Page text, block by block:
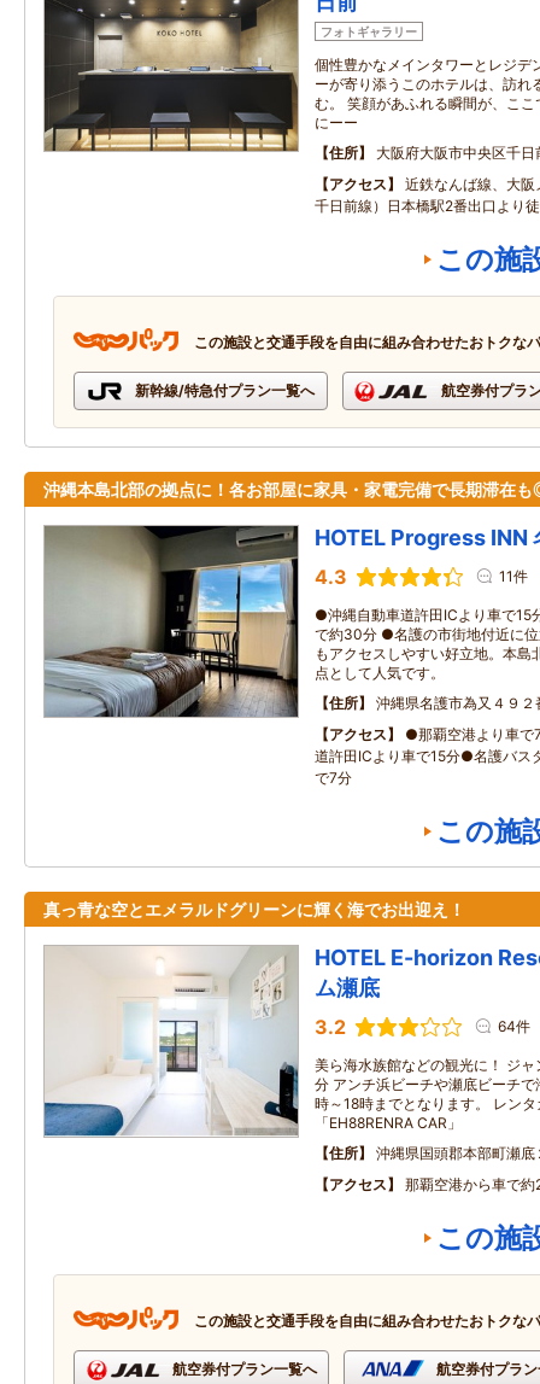
フォトギャラリー
個性豊かなメインタワーとレジデ
ーが寄り添うこのホテルは、訪れ
む。 笑顔があふれる瞬間が、こ
にーー
住所
大阪府大阪市中央区千
アクセス
近鉄なんば線、大
千日前線）日本橋駅2番出口より
この施
この施設と交通手段を自由に組み合わせたおトクな
新幹線/特急付プラン一覧へ 航空券付プラ
沖縄本島北部の拠点に！各お部屋に家具・家電完備で長期滞在
HOTEL Progress INN
4.3 11件
●沖縄自動車道許田ICより車で15
で約30分 ●名護の市街地付近に
もアクセスしやすい好立地。本島
点として人気です。
住所
沖縄県名護市為又４９２
アクセス
●那覇空港より車
道許田ICより車で15分●名護バス
で7分
この施
真っ青な空とエメラルドグリーンに輝く海でお出迎え！
HOTEL E-horizon
ム瀬底
3.2 64件
美ら海水族館などの観光に！ ジ
分 アンチ浜ビーチや瀬底ビーチ
時～18時までとなります。 レン
「EH88RENRA CAR」
住所
沖縄県国頭郡本部町瀬底
アクセス
那覇空港から車で約
この施
この施設と交通手段を自由に組み合わせたおトクな
航空券付プラン一覧へ 航空券付プラ